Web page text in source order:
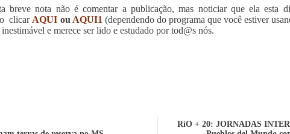
breve nota não é comentar a publicação, mas noticiar que ela esta
clicar AQUI ou AQUI1 (dependendo do programa que você estiver
e merece ser lido e estudado por tod@s nós.
RíO + 20: JORNADAS